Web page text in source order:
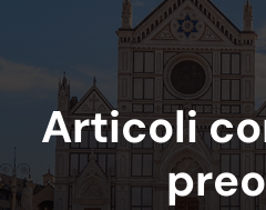
Articoli